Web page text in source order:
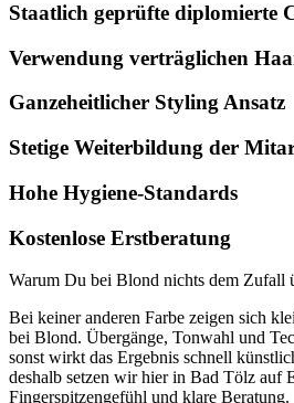
Staatlich geprüfte diplomierte
Verwendung verträglichen
Ganzeheitlicher Styling Ansatz
Stetige Weiterbildung der
Hohe Hygiene-Standards
Kostenlose Erstberatung
Warum Du bei Blond nichts dem Zufall
Bei keiner anderen Farbe zeigen sich
bei Blond. Übergänge, Tonwahl und
sonst wirkt das Ergebnis schnell
deshalb setzen wir hier in Bad Tölz auf
Fingerspitzengefühl und klare Beratung.